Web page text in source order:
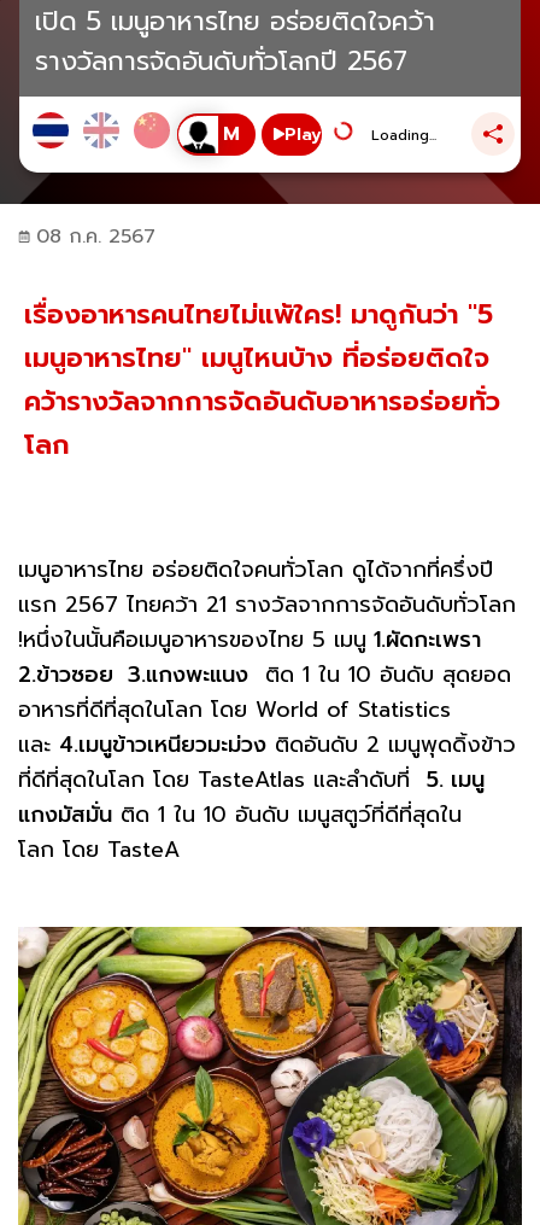
เปิด 5 เมนูอาหารไทย อร่อยติดใจคว้า
รางวัลการจัดอันดับทั่วโลกปี 2567
Play Loading...
08 ก.ค. 2567
เรื่องอาหารคนไทยไม่แพ้ใคร! มาดูกันว่า "5
เมนูอาหารไทย" เมนูไหนบ้าง ที่อร่อยติดใจ
คว้ารางวัลจากการจัดอันดับอาหารอร่อยทั่ว
โลก
เมนูอาหารไทย อร่อยติดใจคนทั่วโลก ดูได้จากที่ครึ่งปี
แรก 2567 ไทยคว้า 21 รางวัลจากการจัดอันดับทั่วโลก
!หนึ่งในนั้นคือเมนูอาหารของไทย 5 เมนู 1.ผัดกะเพรา
2.ข้าวซอย 3.แกงพะแนง ติด 1 ใน 10 อันดับ สุดยอด
อาหารที่ดีที่สุดในโลก โดย World of Statistics
และ 4.เมนูข้าวเหนียวมะม่วง ติดอันดับ 2 เมนูพุดดิ้งข้าว
ที่ดีที่สุดในโลก โดย TasteAtlas และลำดับที่ 5. เมนู
แกงมัสมั่น ติด 1 ใน 10 อันดับ เมนูสตูว์ที่ดีที่สุดใน
โลก โดย TasteA